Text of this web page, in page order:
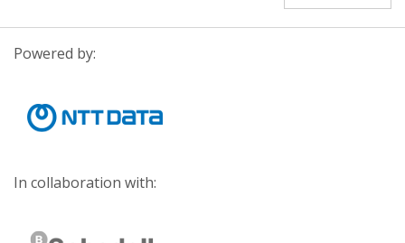
Powered by:
In collaboration with: